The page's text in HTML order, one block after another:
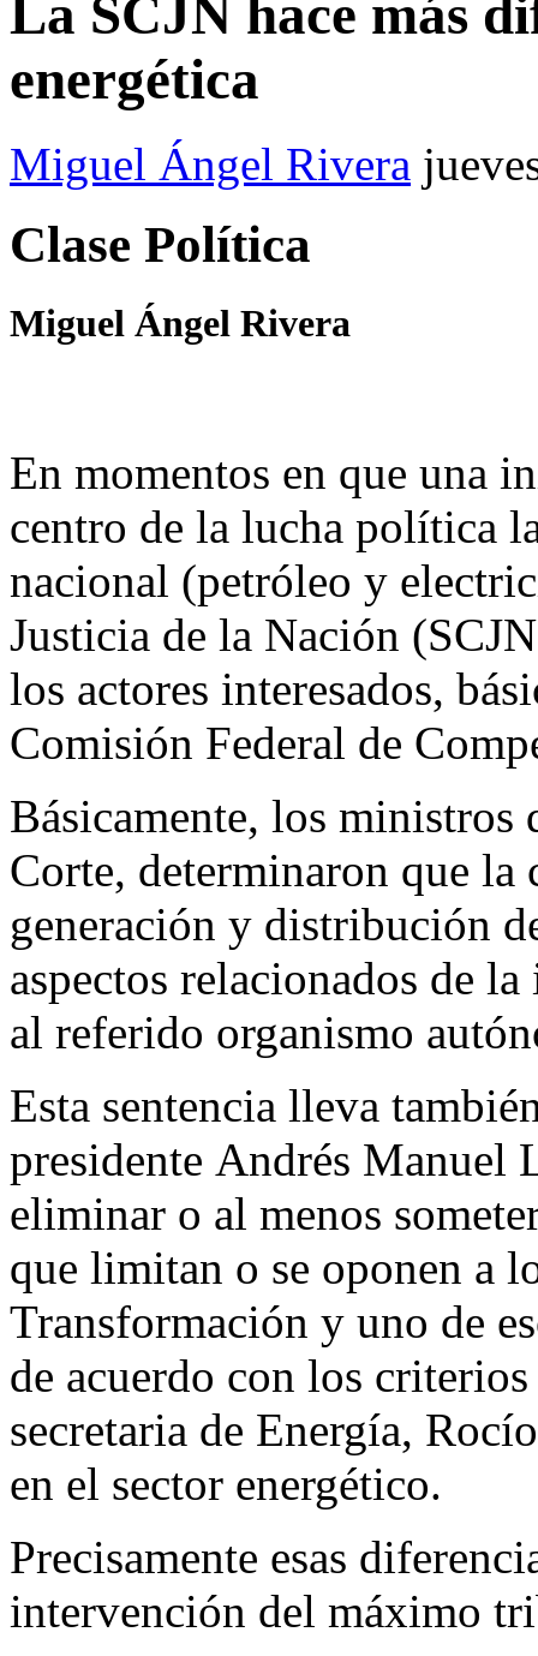
La SCJN hace más
energética
Miguel Ángel Rivera
Clase Política
Miguel Ángel Rivera
En momentos en que una
centro de la lucha política
nacional (petróleo y
Justicia de la Nación
los actores interesados,
Comisión Federal de
Básicamente, los ministros
Corte, determinaron que
generación y distribución
aspectos relacionados de
al referido organismo
Esta sentencia lleva
presidente Andrés Manuel
eliminar o al menos
que limitan o se oponen a
Transformación y uno de
de acuerdo con los
secretaria de Energía,
en el sector energético.
Precisamente esas
intervención del máximo